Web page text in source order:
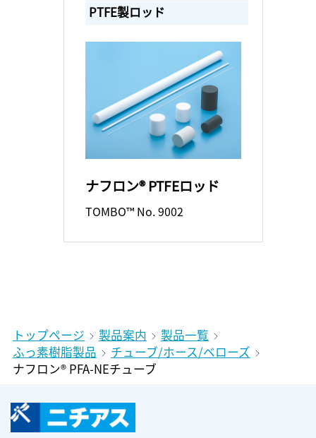
PTFE製ロッド
ナフロン® PTFEロッド
TOMBO™ No. 9002
トップページ 製品案内
製品一覧
ふっ素樹脂製品
チューブ/ホース/ベローズ
ナフロン® PFA-NEチューブ